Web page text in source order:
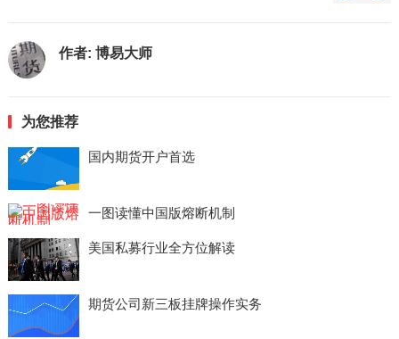
作者: 博易大师
为您推荐
国内期货开户首选
一图读懂中国版熔断机制
美国私募行业全方位解读
期货公司新三板挂牌操作实务